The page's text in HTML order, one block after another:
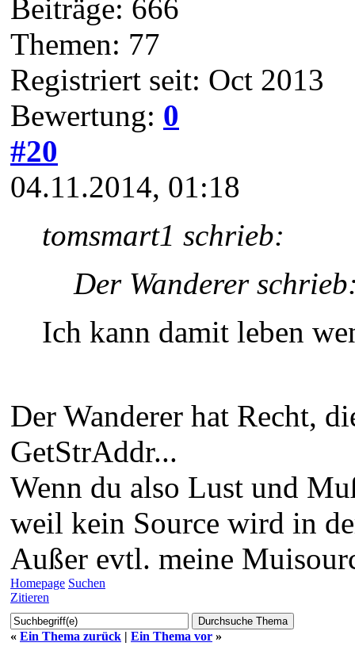
Beiträge: 666
Themen: 77
Registriert seit: Oct 2013
Bewertung: 0
#20
04.11.2014, 01:18
tomsmart1 schrieb:
Der Wanderer
Ich kann damit leben
Der Wanderer hat Recht,
GetStrAddr...
Wenn du also Lust und
weil kein Source wird in
Außer evtl. meine
Homepage Suchen
Zitieren
« Ein Thema zurück | Ein Thema vor »